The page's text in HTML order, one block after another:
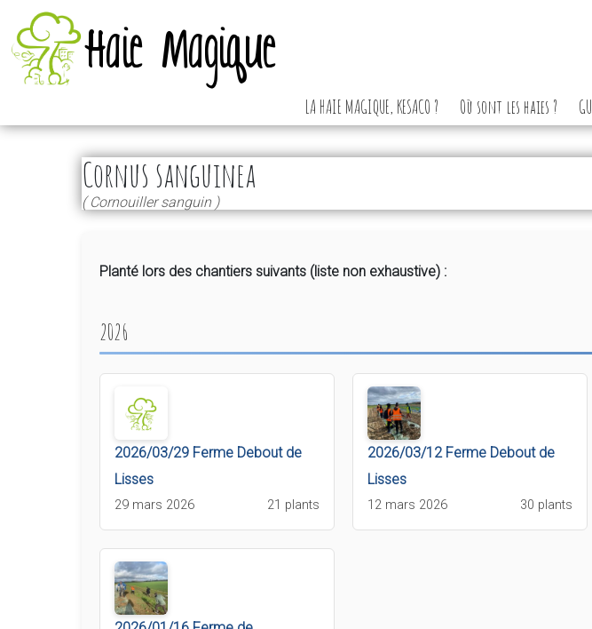
Haie Magique
LA HAIE MAGIQUE, KESACO ? Où sont les haies ?
Cornus sanguinea
( Cornouiller sanguin )
Planté lors des chantiers suivants (liste non exhaustive) :
2026
2026/03/29 Ferme Debout de
Lisses
29 mars 2026 21 plants
2026/03/12 Ferme Debout de
Lisses
12 mars 2026 30 plants